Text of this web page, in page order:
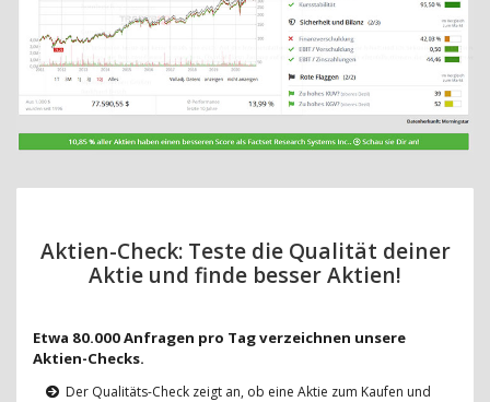
Aktien-Check: Teste die Qualität deiner
Aktie und finde besser Aktien!
Etwa 80.000 Anfragen pro Tag verzeichnen unsere
Aktien-Checks.
Der Qualitäts-Check zeigt an, ob eine Aktie zum Kaufen und